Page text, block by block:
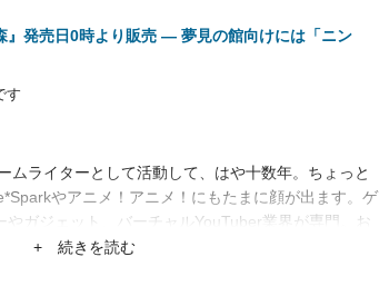
発売日0時より販売 ― 夢見の館向けには「ニン
す
ムライターとして活動して、はや十数年。ちょっと
やアニメ！アニメ！にもたまに顔が出ます。ゲ
やガジェット、バーチャルYouTuber業界が専門。お
+ 続きを読む